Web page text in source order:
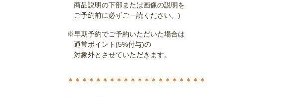
商品説明の下部または画像の説明を
ご予約前に必ずご一読ください。)
※早期予約でご予約いただいた場合は
通常ポイント(5%付与)の
対象外とさせていただきます。
＊＊＊＊＊＊＊＊＊＊＊＊＊＊＊＊＊＊＊＊